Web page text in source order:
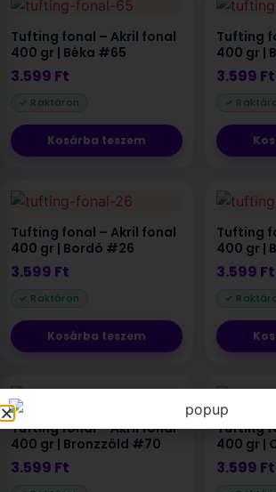
Tufting fonal – Akril fonal
400 gr | Béka #65
3.599 Ft
Kosárba teszem
Tufting
400 gr |
3.599 Ft
Tufting fonal – Akril fonal
400 gr | Bordó #26
3.599 Ft
Kosárba teszem
Tufting
400 gr |
3.599 Ft
Tufting fonal – Akril fonal
400 gr | Bronzzöld #70
3.599 Ft
Tufting
400 gr |
3.599 Ft